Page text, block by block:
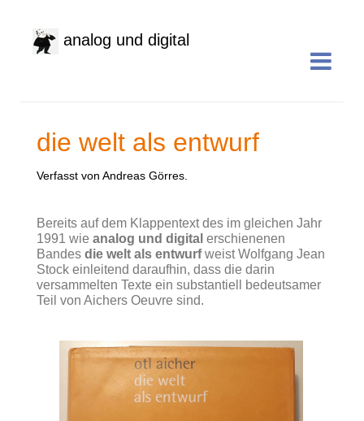
analog und digital
die welt als entwurf
Verfasst von Andreas Görres.
Bereits auf dem Klappentext des im gleichen Jahr
1991 wie analog und digital erschienenen
Bandes die welt als entwurfweist Wolfgang Jean
Stock einleitend daraufhin, dass die darin
versammelten Texte ein substantiell bedeutsamer
Teil von Aichers Oeuvre sind.